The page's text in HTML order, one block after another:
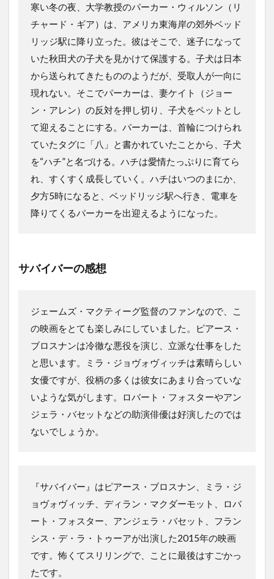
寒い冬の夜、大学教授のパーカー・ウィルソン（リ
チャード・ギア）は、アメリカ東海岸の郊外ベッド
リッジ駅に降り立った。彼はそこで、迷子になって
いた秋田犬の子犬を見かけて保護する。子犬は日本
から送られてきたもののようだが、受取人が一向に
現れない。そこでパーカーは、妻ケイト（ジョー
ン・アレン）の反対を押し切り、子犬をペットとし
て迎えることにする。パーカーは、首輪につけられ
ていたタグに「八」と書かれていたことから、子犬
を“ハチ”と名づける。ハチは愛情たっぷりに育てら
れ、すくすく成長していく。ハチはいつのまにか、
夕方5時になると、ベッドリッジ駅へ行き、電車を
降りてくるパーカーを出迎えるようになった。
サバイバーの感想
ジェームズ・マクティーグ監督のファンなので、こ
の映画をとても楽しみにしていました。ピアース・
ブロスナンは冷徹な悪役を演じ、立派な仕事をした
と思います。ミラ・ジョヴォヴィッチは素晴らしい
女優ですが、役柄の多くは彼女にあまり合っていな
いような気がします。ロバート・フォスターやアン
ジェラ・バセットなどの助演俳優は好演したのでは
ないでしょうか。
『サバイバー』はピアース・ブロスナン、ミラ・ジ
ョヴォヴィッチ、ディラン・マクダーモット、ロバ
ート・フォスター、アンジェラ・バセット、フラン
シス・デ・ラ・トゥーアが出演した2015年の映画
です。怖くてスリリングで、ことに最後はすごかっ
たです。